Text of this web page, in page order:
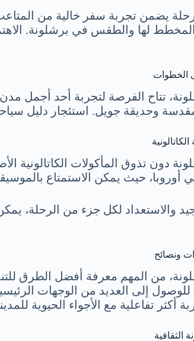
يضمن تجربة سفر خالية من
لها والطقس في برشلونة.
الخطوات
تتاح الفرصة لتجربة أحد أجمل
وحديقة جويل. استئجار دليل
دون تذوق المأكولات الكاتالونية
أوروبا، حيث يمكن الاستمتاع
والاستعداد لكل جزء من الرحلة،
ونصائح
من المهم معرفة أفضل الطرق
إلى العديد من الوجهات
أكثر تفاعلية مع الأجواء الحيوية
الثقافية